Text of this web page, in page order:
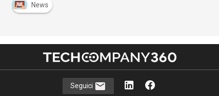
News
Seguici